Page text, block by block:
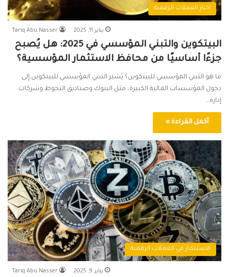
اخبار العملات الرقمية
Tariq Abu Nasser يناير 11, 2025
البيتكوين والتبني المؤسسي في 2025: هل يُصبح
جزءًا أساسيًا من محافظ الاستثمار المؤسسية؟
ما هو التبني المؤسسي للبيتكوين؟ يُشير التبني المؤسسي للبيتكوين إلى
دخول المؤسسات المالية الكبيرة، مثل البنوك وصناديق التحوط وشركات
إدارة…
أكمل القراءة »
الاستثمار في العملات الرقمية
Tariq Abu Nasser يناير 9, 2025